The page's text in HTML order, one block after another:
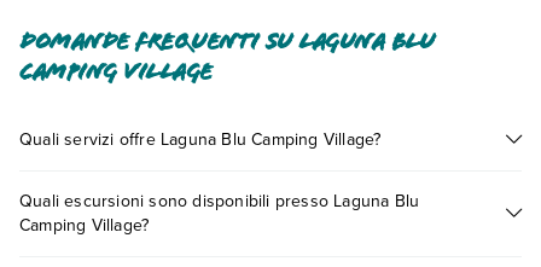
Domande frequenti su Laguna Blu
Camping Village
Quali servizi offre Laguna Blu Camping Village?
pagamento tra cui: wi-fi.
Scopri tutti i dettagli nel paragrafo dedicato "
Quali escursioni sono disponibili presso Laguna Blu
Camping Village?